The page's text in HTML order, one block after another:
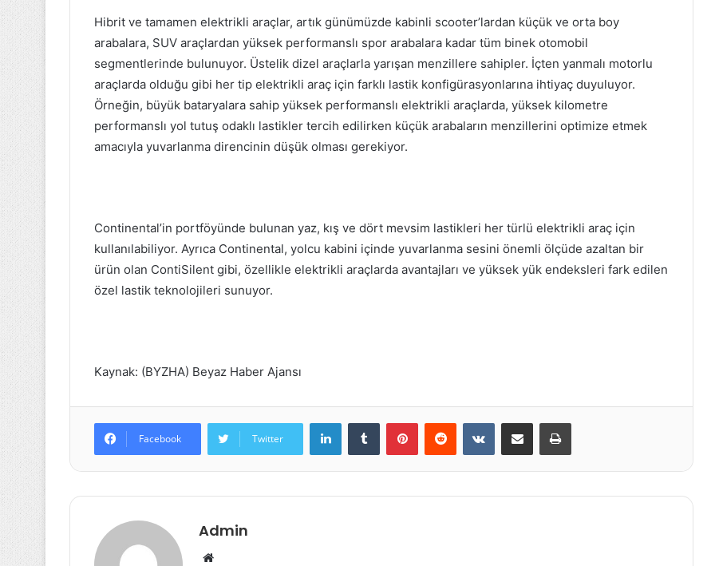
Hibrit ve tamamen elektrikli araçlar, artık günümüzde kabinli scooter’lardan küçük ve orta boy
arabalara, SUV araçlardan yüksek performanslı spor arabalara kadar tüm binek otomobil
segmentlerinde bulunuyor. Üstelik dizel araçlarla yarışan menzillere sahipler. İçten yanmalı motorlu
araçlarda olduğu gibi her tip elektrikli araç için farklı lastik konfigürasyonlarına ihtiyaç duyuluyor.
Örneğin, büyük bataryalara sahip yüksek performanslı elektrikli araçlarda, yüksek kilometre
performanslı yol tutuş odaklı lastikler tercih edilirken küçük arabaların menzillerini optimize etmek
amacıyla yuvarlanma direncinin düşük olması gerekiyor.
Continental’in portföyünde bulunan yaz, kış ve dört mevsim lastikleri her türlü elektrikli araç için
kullanılabiliyor. Ayrıca Continental, yolcu kabini içinde yuvarlanma sesini önemli ölçüde azaltan bir
ürün olan ContiSilent gibi, özellikle elektrikli araçlarda avantajları ve yüksek yük endeksleri fark edilen
özel lastik teknolojileri sunuyor.
Kaynak: (BYZHA) Beyaz Haber Ajansı
Facebook Twitter
LinkedInTumblr PinterestReddit VKontakteE-Posta ile paylaş Yazdır
Admin
Web